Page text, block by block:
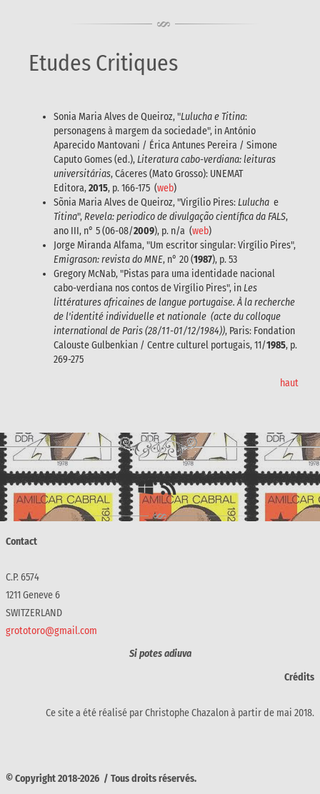
Etudes Critiques
Sonia Maria Alves de Queiroz, "Lulucha e Titina:
personagens à margem da sociedade", in António
Aparecido Mantovani / Érica Antunes Pereira / Simone
Caputo Gomes (ed.),Literatura cabo-verdiana: leituras
universitárias, Cáceres (Mato Grosso): UNEMAT
Editora,2015, p. 166-175 (web)
Sõnia Maria Alves de Queiroz, "Virgílio Pires:Lulucha e
Titina",Revela: periodico de divulgação científica da FALS,
ano III, n° 5 (06-08/2009), p. n/a (web)
Jorge Miranda Alfama, "Um escritor singular: Virgílio Pires",
Emigrason: revista do MNE, n° 20 (1987), p. 53
Gregory McNab, "Pistas para uma identidade nacional
cabo-verdiana nos contos de Virgílio Pires", inLes
littératures africaines de langue portugaise. À la recherche
de l'identité individuelle et nationale (acte du colloque
international de Paris (28/11-01/12/1984)), Paris: Fondation
Calouste Gulbenkian / Centre culturel portugais, 11/1985, p.
269-275
haut
Contact
C.P. 6574
1211 Geneve 6
SWITZERLAND
grototoro@gmail.com
Si potes adiuva
Crédits
Ce site a été réalisé par Christophe Chazalon à partir de mai 2018.
© Copyright 2018-2026 / Tous droits réservés.